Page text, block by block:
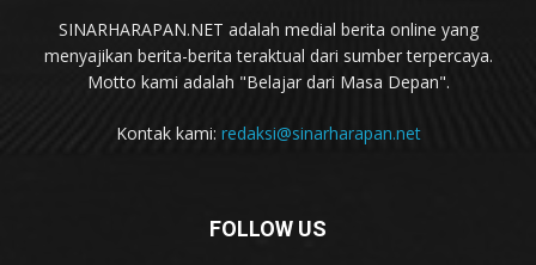
SINARHARAPAN.NET adalah medial berita online yang
menyajikan berita-berita teraktual dari sumber terpercaya.
Motto kami adalah "Belajar dari Masa Depan".
Kontak kami: redaksi@sinarharapan.net
FOLLOW US